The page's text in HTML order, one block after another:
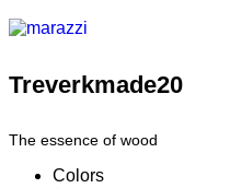
Treverkmade20
The essence of wood
Colors